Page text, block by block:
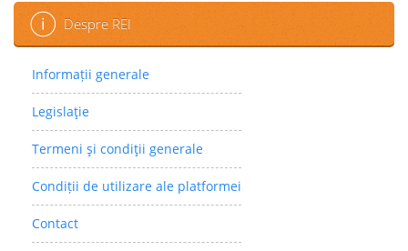
Despre REI
Informații generale
Legislaţie
Termeni şi condiţii generale
Condiții de utilizare ale platformei
Contact